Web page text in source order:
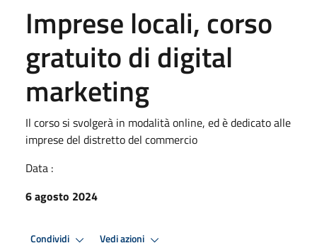
Imprese locali, corso
gratuito di digital
marketing
Il corso si svolgerà in modalità online, ed è dedicato alle
imprese del distretto del commercio
Data :
6 agosto 2024
Condividi Vedi azioni